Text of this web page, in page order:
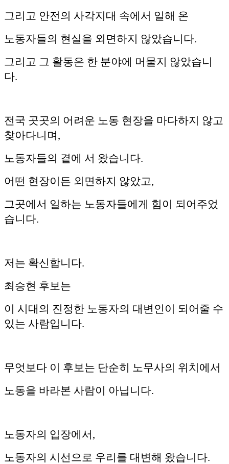
그리고 안전의 사각지대 속에서 일해 온
노동자들의 현실을 외면하지 않았습니다.
그리고 그 활동은 한 분야에 머물지 않았습니
다.
전국 곳곳의 어려운 노동 현장을 마다하지 않고
찾아다니며,
노동자들의 곁에 서 왔습니다.
어떤 현장이든 외면하지 않았고,
그곳에서 일하는 노동자들에게 힘이 되어주었
습니다.
저는 확신합니다.
최승현 후보는
이 시대의 진정한 노동자의 대변인이 되어줄 수
있는 사람입니다.
무엇보다 이 후보는 단순히 노무사의 위치에서
노동을 바라본 사람이 아닙니다.
노동자의 입장에서,
노동자의 시선으로 우리를 대변해 왔습니다.